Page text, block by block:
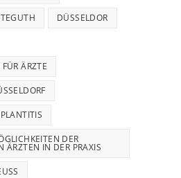
DÜSSELDOR
ÄRZTE
DER
ÄRZTEN IN DER PRAXIS